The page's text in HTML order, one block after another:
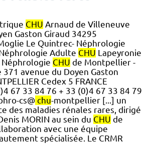
CHU Arnaud de Villeneuve
Gaston Giraud 34295
Le Quintrec- Néphrologie
Adulte CHU Lapeyronie
Néphrologie CHU de Montpellier -
avenue du Doyen Gaston
Cedex 5 FRANCE
67 33 84 76 + 33 (0)4 67 33 84 79
cs@ chu-montpellier [...] un
des maladies rénales rares, dirigé
MORIN au sein du CHU de
avec une équipe
spécialisée. Le CRMR